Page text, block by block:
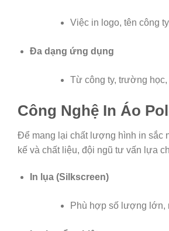
Việc in logo, tên công
Đa dạng ứng dụng
Từ công ty, trường
Công Nghệ In Áo
Để mang lại chất lượng hình in sắc
kế và chất liệu, đội ngũ tư vấn lựa
In lụa (Silkscreen)
Phù hợp số lượng lớn,